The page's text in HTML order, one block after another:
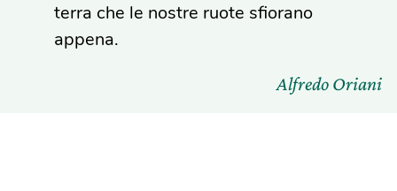
terra che le nostre ruote sfiorano
appena.
Alfredo Oriani